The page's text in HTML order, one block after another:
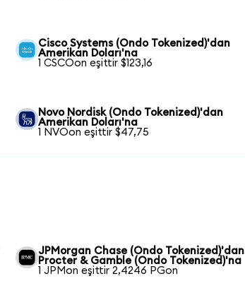
Cisco Systems (Ondo Tokenized)'dan
Amerikan Doları'na
1 CSCOon eşittir $123,16
Novo Nordisk (Ondo Tokenized)'dan
Amerikan Doları'na
1 NVOon eşittir $47,75
JPMorgan Chase (Ondo Tokenized)'dan
Procter & Gamble (Ondo Tokenized)'na
1 JPMon eşittir 2,4246 PGon